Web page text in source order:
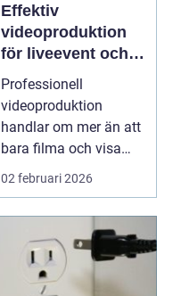
Effektiv
videoproduktion
för liveevent och
företag
Professionell
videoproduktion
handlar om mer än att
bara filma och visa
rörliga bilder. När
02 februari 2026